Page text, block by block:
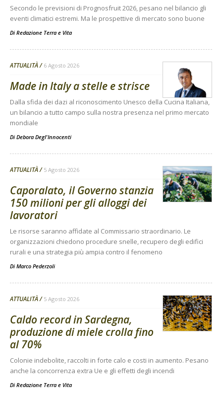
Secondo le previsioni di Prognosfruit 2026, pesano nel bilancio gli
eventi climatici estremi. Ma le prospettive di mercato sono buone
Di Redazione Terra e Vita
ATTUALITÀ 6 Agosto 2026
Made in Italy a stelle e strisce
Dalla sfida dei dazi al riconoscimento Unesco della Cucina Italiana,
un bilancio a tutto campo sulla nostra presenza nel primo mercato
mondiale
Di Debora Degl'Innocenti
ATTUALITÀ 5 Agosto 2026
Caporalato, il Governo stanzia
150 milioni per gli alloggi dei
lavoratori
Le risorse saranno affidate al Commissario straordinario. Le
organizzazioni chiedono procedure snelle, recupero degli edifici
rurali e una strategia più ampia contro il fenomeno
Di Marco Pederzoli
ATTUALITÀ 5 Agosto 2026
Caldo record in Sardegna,
produzione di miele crolla fino
al 70%
Colonie indebolite, raccolti in forte calo e costi in aumento. Pesano
anche la concorrenza extra Ue e gli effetti degli incendi
Di Redazione Terra e Vita